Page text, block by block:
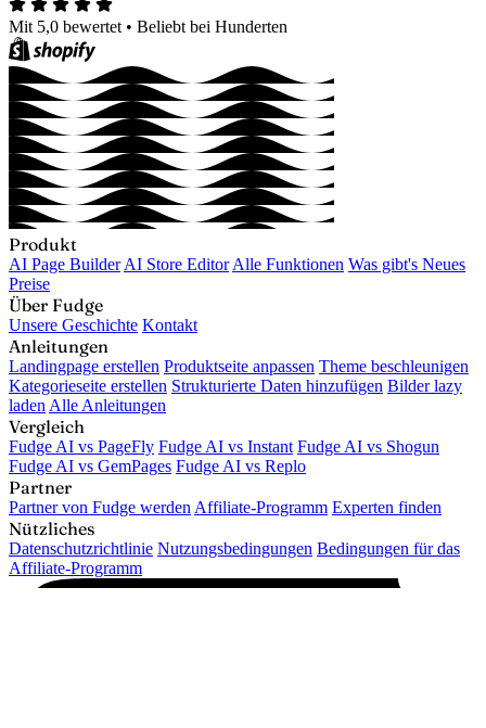
Mit 5,0 bewertet • Beliebt bei Hunderten
Produkt
AI Page Builder AI Store Editor Alle Funktionen Was gibt's Neues
Preise
Über Fudge
Unsere Geschichte Kontakt
Anleitungen
Landingpage erstellen Produktseite anpassen Theme beschleunigen
Kategorieseite erstellen Strukturierte Daten hinzufügen Bilder lazy
laden Alle Anleitungen
Vergleich
Fudge AI vs PageFly Fudge AI vs Instant Fudge AI vs Shogun
Fudge AI vs GemPages Fudge AI vs Replo
Partner
Partner von Fudge werden Affiliate-Programm Experten finden
Nützliches
Datenschutzrichtlinie Nutzungsbedingungen Bedingungen für das
Affiliate-Programm